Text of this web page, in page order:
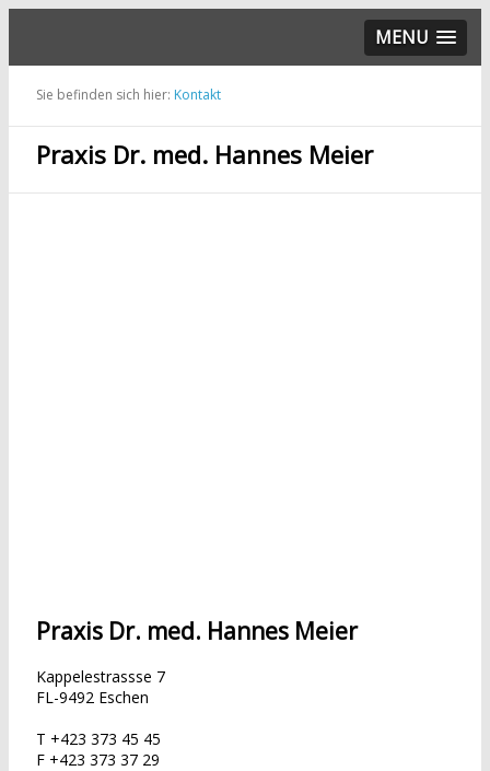
MENU
Sie befinden sich hier: Kontakt
Praxis Dr. med. Hannes Meier
Praxis Dr. med. Hannes Meier
Kappelestrassse 7
FL-9492 Eschen
T +423 373 45 45
F +423 373 37 29